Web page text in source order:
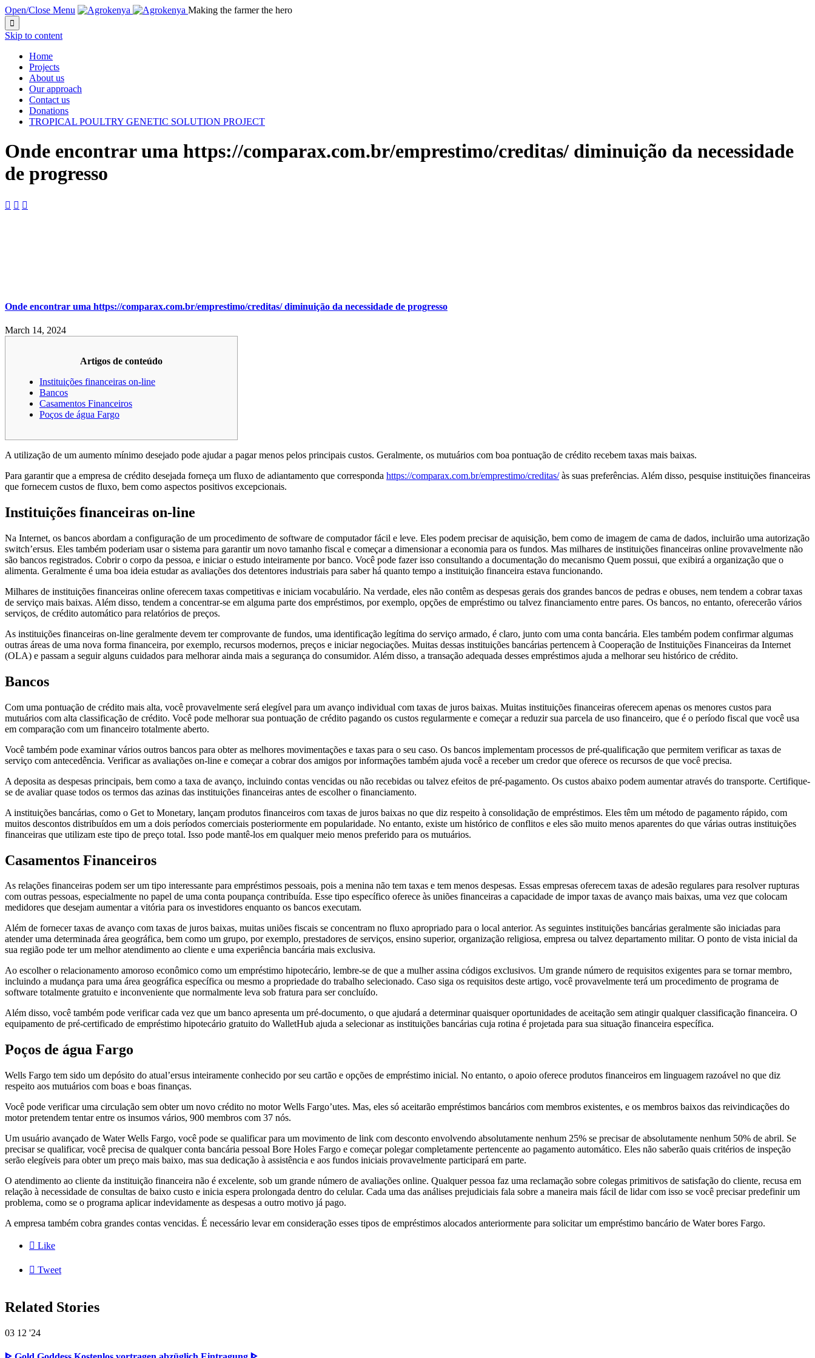
Open/Close Menu Making the farmer the hero

Skip to content
Home
Projects
About us
Our approach
Contact us
Donations
TROPICAL POULTRY GENETIC SOLUTION PROJECT
Onde encontrar uma https://comparax.com.br/emprestimo/creditas/ diminuição da necessidade
de progresso
  
Onde encontrar uma https://comparax.com.br/emprestimo/creditas/ diminuição da necessidade de progresso
March 14, 2024
Artigos de conteúdo
Instituições financeiras on-line
Bancos
Casamentos Financeiros
Poços de água Fargo
A utilização de um aumento mínimo desejado pode ajudar a pagar menos pelos principais custos. Geralmente, os mutuários com boa pontuação de crédito recebem taxas mais baixas.
Para garantir que a empresa de crédito desejada forneça um fluxo de adiantamento que corresponda https://comparax.com.br/emprestimo/creditas/às suas preferências. Além disso, pesquise instituições financeiras
que fornecem custos de fluxo, bem como aspectos positivos excepcionais.
Instituições financeiras on-line
Na Internet, os bancos abordam a configuração de um procedimento de software de computador fácil e leve. Eles podem precisar de aquisição, bem como de imagem de cama de dados, incluirão uma autorização
switch’ersus. Eles também poderiam usar o sistema para garantir um novo tamanho fiscal e começar a dimensionar a economia para os fundos. Mas milhares de instituições financeiras online provavelmente não
são bancos registrados. Cobrir o corpo da pessoa, e iniciar o estudo inteiramente por banco. Você pode fazer isso consultando a documentação do mecanismo Quem possui, que exibirá a organização que o
alimenta. Geralmente é uma boa ideia estudar as avaliações dos detentores industriais para saber há quanto tempo a instituição financeira estava funcionando.
Milhares de instituições financeiras online oferecem taxas competitivas e iniciam vocabulário. Na verdade, eles não contêm as despesas gerais dos grandes bancos de pedras e obuses, nem tendem a cobrar taxas
de serviço mais baixas. Além disso, tendem a concentrar-se em alguma parte dos empréstimos, por exemplo, opções de empréstimo ou talvez financiamento entre pares. Os bancos, no entanto, oferecerão vários
serviços, de crédito automático para relatórios de preços.
As instituições financeiras on-line geralmente devem ter comprovante de fundos, uma identificação legítima do serviço armado, é claro, junto com uma conta bancária. Eles também podem confirmar algumas
outras áreas de uma nova forma financeira, por exemplo, recursos modernos, preços e iniciar negociações. Muitas dessas instituições bancárias pertencem à Cooperação de Instituições Financeiras da Internet
(OLA) e passam a seguir alguns cuidados para melhorar ainda mais a segurança do consumidor. Além disso, a transação adequada desses empréstimos ajuda a melhorar seu histórico de crédito.
Bancos
Com uma pontuação de crédito mais alta, você provavelmente será elegível para um avanço individual com taxas de juros baixas. Muitas instituições financeiras oferecem apenas os menores custos para
mutuários com alta classificação de crédito. Você pode melhorar sua pontuação de crédito pagando os custos regularmente e começar a reduzir sua parcela de uso financeiro, que é o período fiscal que você usa
em comparação com um financeiro totalmente aberto.
Você também pode examinar vários outros bancos para obter as melhores movimentações e taxas para o seu caso. Os bancos implementam processos de pré-qualificação que permitem verificar as taxas de
serviço com antecedência. Verificar as avaliações on-line e começar a cobrar dos amigos por informações também ajuda você a receber um credor que oferece os recursos de que você precisa.
A deposita as despesas principais, bem como a taxa de avanço, incluindo contas vencidas ou não recebidas ou talvez efeitos de pré-pagamento. Os custos abaixo podem aumentar através do transporte. Certifique-
se de avaliar quase todos os termos das azinas das instituições financeiras antes de escolher o financiamento.
A instituições bancárias, como o Get to Monetary, lançam produtos financeiros com taxas de juros baixas no que diz respeito à consolidação de empréstimos. Eles têm um método de pagamento rápido, com
muitos descontos distribuídos em um a dois períodos comerciais posteriormente em popularidade. No entanto, existe um histórico de conflitos e eles são muito menos aparentes do que várias outras instituições
financeiras que utilizam este tipo de preço total. Isso pode mantê-los em qualquer meio menos preferido para os mutuários.
Casamentos Financeiros
As relações financeiras podem ser um tipo interessante para empréstimos pessoais, pois a menina não tem taxas e tem menos despesas. Essas empresas oferecem taxas de adesão regulares para resolver rupturas
com outras pessoas, especialmente no papel de uma conta poupança contribuída. Esse tipo específico oferece às uniões financeiras a capacidade de impor taxas de avanço mais baixas, uma vez que colocam
medidores que desejam aumentar a vitória para os investidores enquanto os bancos executam.
Além de fornecer taxas de avanço com taxas de juros baixas, muitas uniões fiscais se concentram no fluxo apropriado para o local anterior. As seguintes instituições bancárias geralmente são iniciadas para
atender uma determinada área geográfica, bem como um grupo, por exemplo, prestadores de serviços, ensino superior, organização religiosa, empresa ou talvez departamento militar. O ponto de vista inicial da
sua região pode ter um melhor atendimento ao cliente e uma experiência bancária mais exclusiva.
Ao escolher o relacionamento amoroso econômico como um empréstimo hipotecário, lembre-se de que a mulher assina códigos exclusivos. Um grande número de requisitos exigentes para se tornar membro,
incluindo a mudança para uma área geográfica específica ou mesmo a propriedade do trabalho selecionado. Caso siga os requisitos deste artigo, você provavelmente terá um procedimento de programa de
software totalmente gratuito e inconveniente que normalmente leva sob fratura para ser concluído.
Além disso, você também pode verificar cada vez que um banco apresenta um pré-documento, o que ajudará a determinar quaisquer oportunidades de aceitação sem atingir qualquer classificação financeira. O
equipamento de pré-certificado de empréstimo hipotecário gratuito do WalletHub ajuda a selecionar as instituições bancárias cuja rotina é projetada para sua situação financeira específica.
Poços de água Fargo
Wells Fargo tem sido um depósito do atual’ersus inteiramente conhecido por seu cartão e opções de empréstimo inicial. No entanto, o apoio oferece produtos financeiros em linguagem razoável no que diz
respeito aos mutuários com boas e boas finanças.
Você pode verificar uma circulação sem obter um novo crédito no motor Wells Fargo’utes. Mas, eles só aceitarão empréstimos bancários com membros existentes, e os membros baixos das reivindicações do
motor pretendem tentar entre os insumos vários, 900 membros com 37 nós.
Um usuário avançado de Water Wells Fargo, você pode se qualificar para um movimento de link com desconto envolvendo absolutamente nenhum 25% se precisar de absolutamente nenhum 50% de abril. Se
precisar se qualificar, você precisa de qualquer conta bancária pessoal Bore Holes Fargo e começar polegar completamente pertencente ao pagamento automático. Eles não saberão quais critérios de inspeção
serão elegíveis para obter um preço mais baixo, mas sua dedicação à assistência e aos fundos iniciais provavelmente participará em parte.
O atendimento ao cliente da instituição financeira não é excelente, sob um grande número de avaliações online. Qualquer pessoa faz uma reclamação sobre colegas primitivos de satisfação do cliente, recusa em
relação à necessidade de consultas de baixo custo e inicia espera prolongada dentro do celular. Cada uma das análises prejudiciais fala sobre a maneira mais fácil de lidar com isso se você precisar predefinir um
problema, como se o programa aplicar indevidamente as despesas a outro motivo já pago.
A empresa também cobra grandes contas vencidas. É necessário levar em consideração esses tipos de empréstimos alocados anteriormente para solicitar um empréstimo bancário de Water bores Fargo.
 Like
 Tweet
Related Stories
03 12 '24